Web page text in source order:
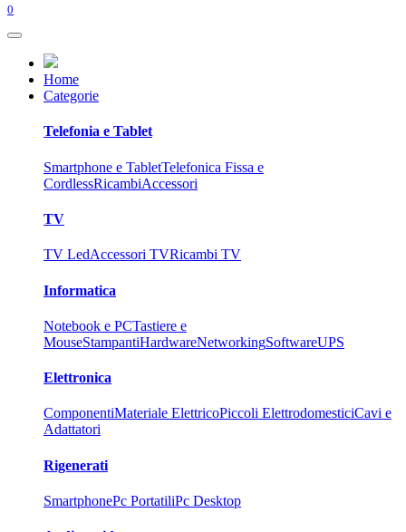
0
Home
Categorie
Telefonia e Tablet
Smartphone e TabletTelefonica Fissa e
CordlessRicambiAccessori
TV
TV LedAccessori TVRicambi TV
Informatica
Notebook e PCTastiere e
MouseStampantiHardwareNetworkingSoftwareUPS
Elettronica
ComponentiMateriale ElettricoPiccoli ElettrodomesticiCavi e
Adattatori
Rigenerati
SmartphonePc PortatiliPc Desktop